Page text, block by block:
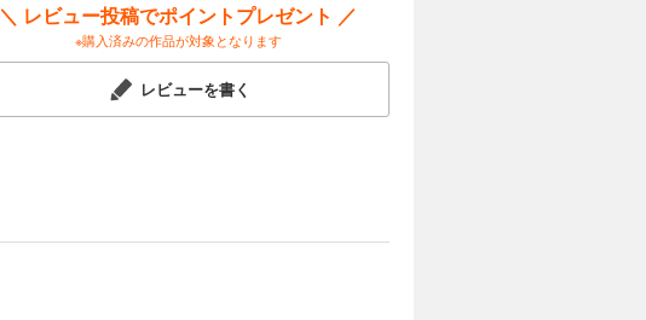
＼ レビュー投稿でポイントプレゼント ／
※購入済みの作品が対象となります
レビューを書く